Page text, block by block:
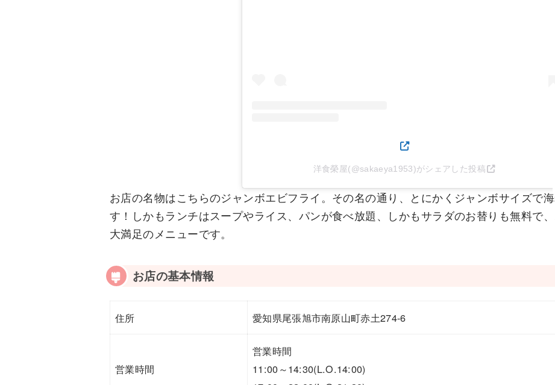
洋食榮屋(@sakaeya1953)がシェアした投稿
お店の名物はこちらのジャンボエビフライ。その名の通り、とにかくジャンボサイズで
す！しかもランチはスープやライス、パンが食べ放題、しかもサラダのお替りも無料で
大満足のメニューです。
お店の基本情報
住所 愛知県尾張旭市南原山町赤土274-6
営業時間
営業時間
11:00～14:30(L.O.14:00)